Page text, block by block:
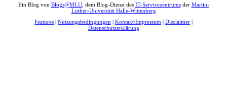
Ein Blog von Blogs@MLU, dem Blog-Dienst des IT-Servicezentrumsder Martin-
Luther-Universität Halle-Wittenberg
Features | Nutzungsbedingungen | Kontakt/Impressum | Disclaimer |
Datenschutzerklärung